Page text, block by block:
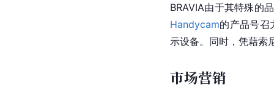
BRAVIA由于其特殊的
Handycam的产品号召
示设备。同时，凭藉索
市场营销